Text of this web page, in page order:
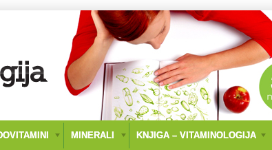
MINERALI KNJIGA – VITAMINOLOGIJA